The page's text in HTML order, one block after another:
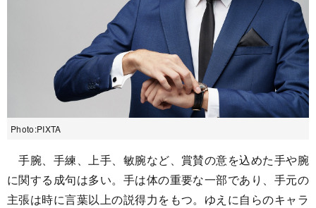
Photo:PIXTA
手腕、手練、上手、敏腕など、賞賛の意を込めた手や腕
に関する成句は多い。手は体の重要な一部であり、手元の
主張は時に言葉以上の説得力をもつ。ゆえに自らのキャラ